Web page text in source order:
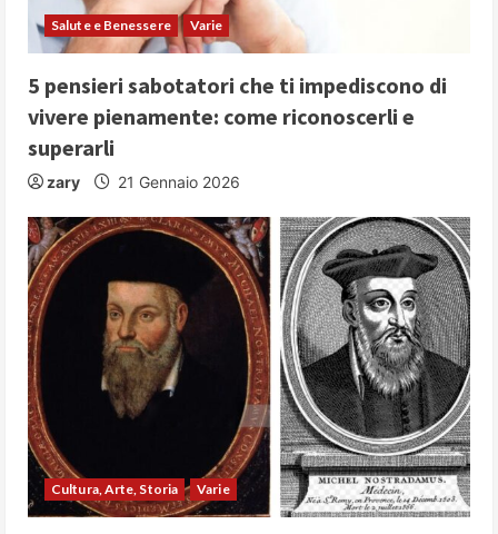
Salute e Benessere Varie
5 pensieri sabotatori che ti impediscono di
vivere pienamente: come riconoscerli e
superarli
zary 21 Gennaio 2026
Cultura, Arte, Storia Varie